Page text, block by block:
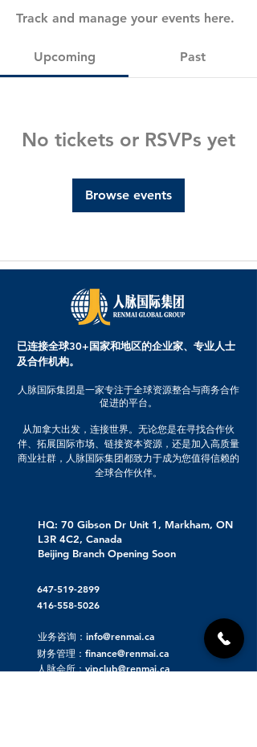
Track and manage your events here.
Upcoming Past
No tickets or RSVPs yet
Browse events
已连接全球30+国家和地区的企业家、专业人士
及合作机构。
人脉国际集团是一家专注于全球资源整合与商务合作
促进的平台。
从加拿大出发，连接世界。无论您是在寻找合作伙
伴、拓展国际市场、链接资本资源，还是加入高质量
商业社群，人脉国际集团都致力于成为您值得信赖的
全球合作伙伴。
HQ: 70 Gibson Dr Unit 1, Markham, ON
L3R 4C2, Canada
Beijing Branch Opening Soon
647-519-2899
416-558-5026
业务咨询：info@renmai.ca
财务管理：finance@renmai.ca
人脉会所：vipclub@renmai.ca